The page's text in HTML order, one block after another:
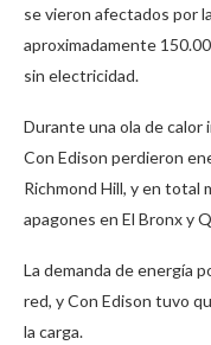
se vieron afectados por
aproximadamente
sin electricidad.
Durante una ola de calor
Con Edison perdieron
Richmond Hill, y en total
apagones en El Bronx y
La demanda de energía
red, y Con Edison tuvo
la carga.